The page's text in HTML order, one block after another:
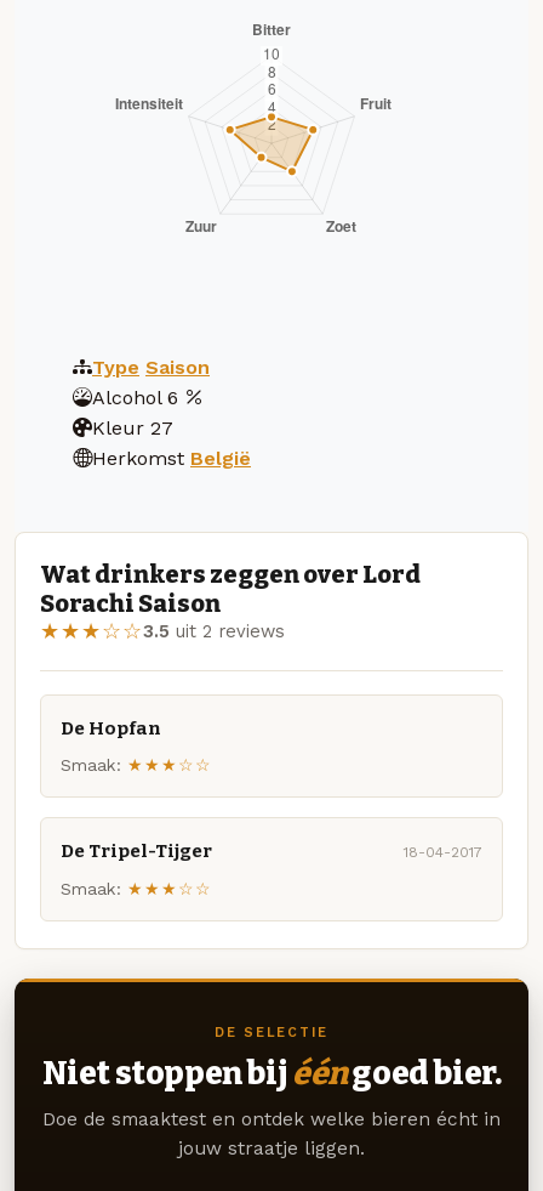
Type Saison
Alcohol 6
Kleur 27
Herkomst België
Wat drinkers zeggen over Lord
Sorachi Saison
★★★☆☆3.5 uit 2 reviews
De Hopfan
Smaak: ★★★☆☆
De Tripel-Tijger 18-04-2017
Smaak: ★★★☆☆
DE SELECTIE
Niet stoppen bij ééngoed bier.
Doe de smaaktest en ontdek welke bieren écht in
jouw straatje liggen.